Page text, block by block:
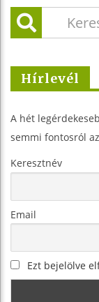
Hírlevél
A hét
semmi fontosról
Keresztnév
Email
Ezt bejelölve